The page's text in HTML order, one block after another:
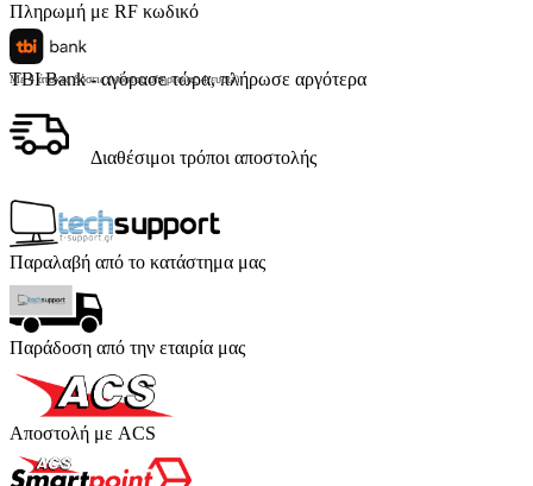
Πληρωμή με RF κωδικό
TBI Bank - αγόρασε τώρα, πλήρωσε αργότερα
Με 4 άτοκες δόσεις (κόστος υπηρεσίας 4 ευρώ)
Διαθέσιμοι τρόποι αποστολής
Παραλαβή από το κατάστημα μας
Παράδοση από την εταιρία μας
Αποστολή με ACS